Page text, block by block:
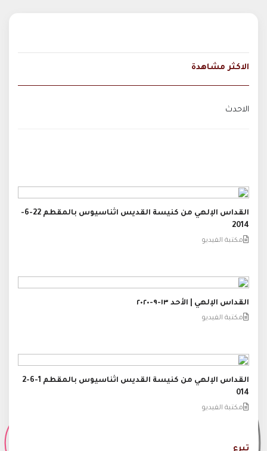
الاكثر مشاهدة
الاحدث
القداس الإلهي من كنيسة القديس اثناسيوس بالمقطم 22-6-
2014
مكتبة الفيديو
القداس الإلهي | الأحد ١٣-٩-٢٠٢٠
مكتبة الفيديو
القداس الإلهي من كنيسة القديس اثناسيوس بالمقطم 1-6-2
014
مكتبة الفيديو
تبرع